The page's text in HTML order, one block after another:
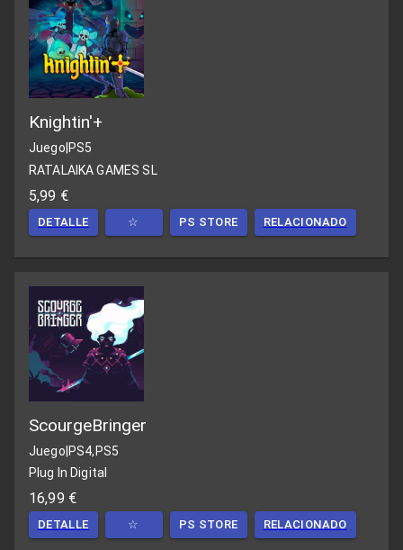
Knightin'+
Juego PS5
RATALAIKA GAMES SL
5,99 €
DETALLE ☆ PS STORE RELACIONADO
ScourgeBringer
Juego|PS4,PS5
Plug In Digital
16,99 €
DETALLE ☆ PS STORE RELACIONADO